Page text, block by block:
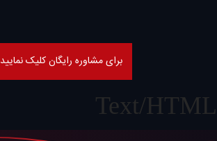
برای مشاوره رایگان کلیک نمایید
Text/HTML